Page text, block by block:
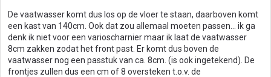
De vaatwasser komt dus los op de vloer te staan, daarboven komt
een kast van 140cm. Ook dat zou allemaal moeten passen... ik ga
denk ik niet voor een varioscharnier maar ik laat de vaatwasser
8cm zakken zodat het front past. Er komt dus boven de
vaatwasser nog een passtuk van ca. 8cm. (is ook ingetekend). De
frontjes zullen dus een cm of 8 oversteken t.o.v. de